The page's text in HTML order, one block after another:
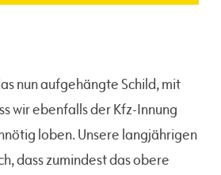
nun aufgehängte Schild, mit
wir ebenfalls der Kfz-Innung
loben. Unsere langjährigen
dass zumindest das obere